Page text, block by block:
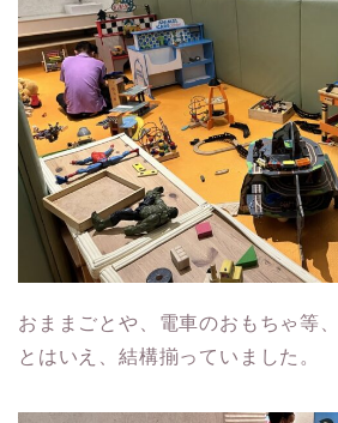
おままごとや、電車のおもちゃ等
とはいえ、結構揃っていました。